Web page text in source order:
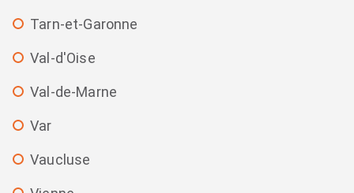
Tarn-et-Garonne
Val-d'Oise
Val-de-Marne
Var
Vaucluse